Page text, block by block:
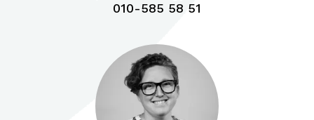
010-585 58 51